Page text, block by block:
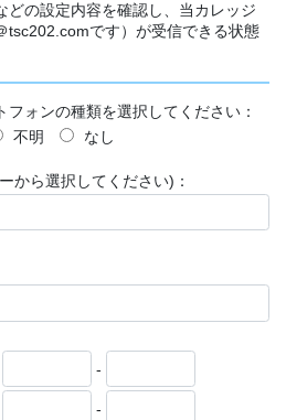
どの設定内容を確認し、当カレッジ
tsc202.comです）が受信できる状態
ォンの種類を選択してください：
不明 なし
から選択してください)：
-
-